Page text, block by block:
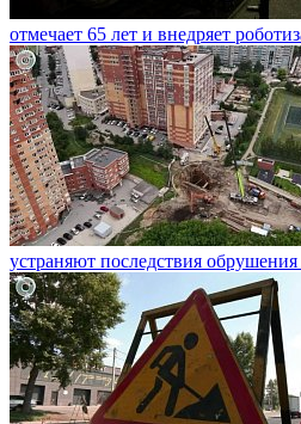
отмечает 65 лет и внедряет
устраняют последствия обрушения